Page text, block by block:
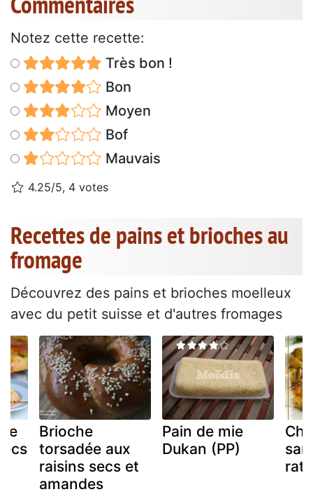
Notez cette recette:
Très bon !
Bon
Moyen
Bof
Mauvais
4.25/5, 4 votes
Recettes de pains et brioches au
fromage
Découvrez des pains et brioches moelleux
avec du petit suisse et d'autres fromages
Brioche
torsadée aux
raisins secs et
amandes
Pain de mie
Dukan (PP)